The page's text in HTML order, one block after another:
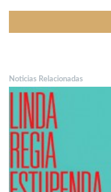
Noticias Relacionadas